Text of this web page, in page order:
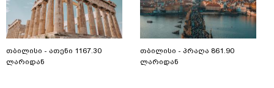
თბილისი - ათენი 1167.30
ლარიდან
თბილისი - პრაღა 861.90
ლარიდან